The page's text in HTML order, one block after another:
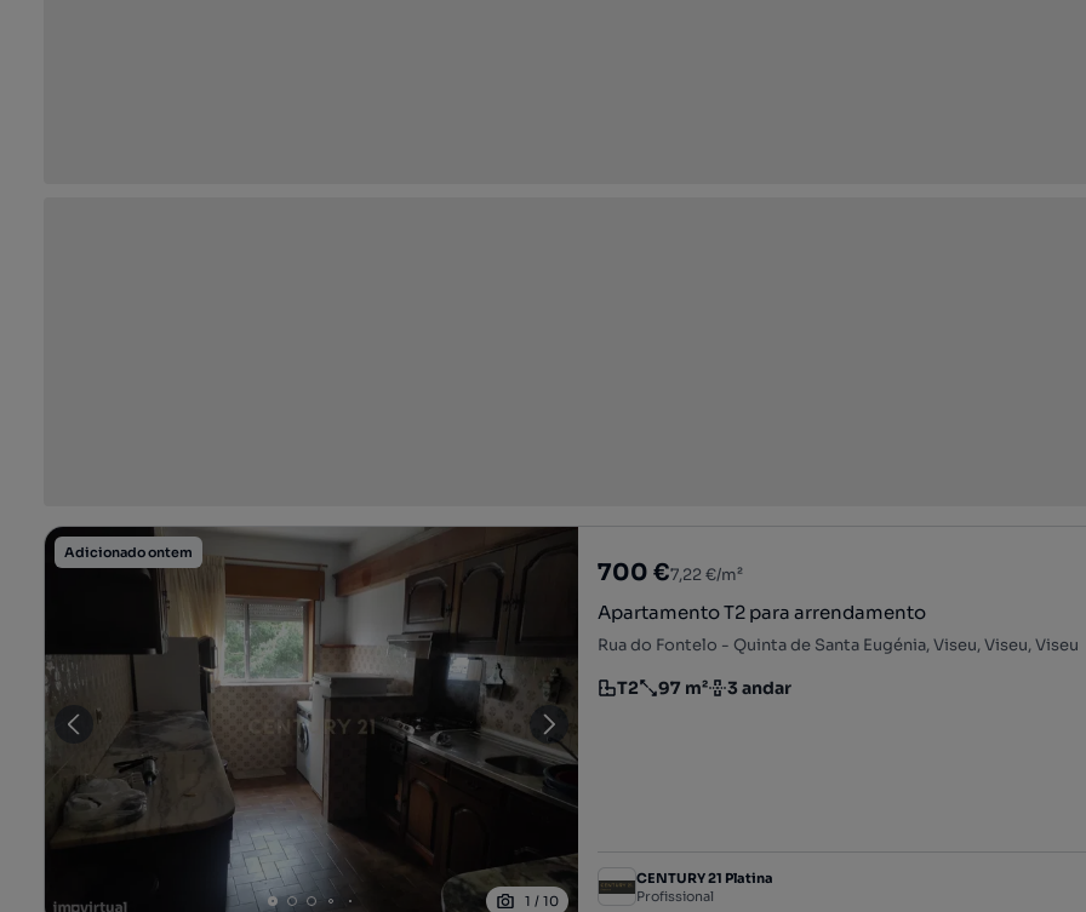
Adicionado ontem
1 /10
700 €7,22 €/m²
Apartamento T2 para arrendamento
Rua do Fontelo - Quinta de Santa Eugénia, Viseu, Viseu, Viseu
Tipologia
T2
Preço por metro quadrado
97 m²
Andar 3 andar
CENTURY 21 Platina
Profissional